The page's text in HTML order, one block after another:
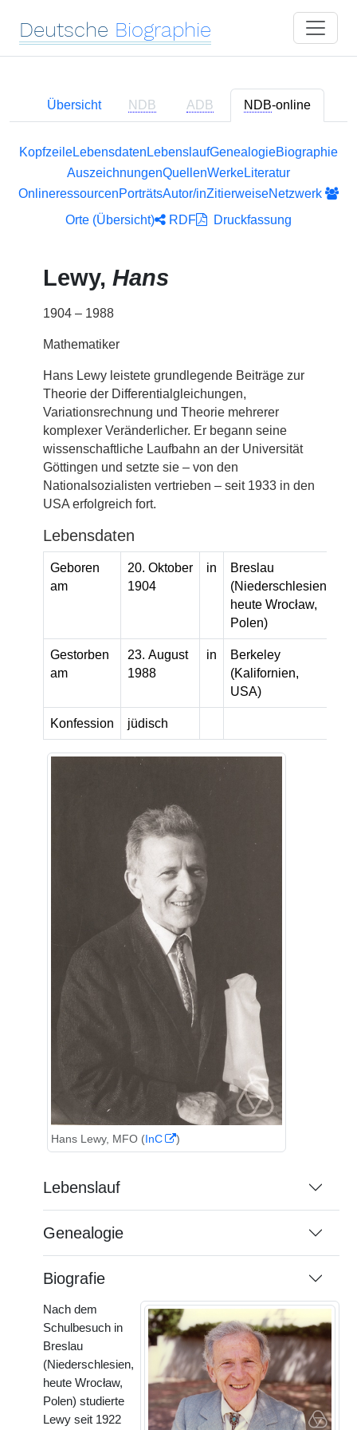
Deutsche Biographie
Übersicht NDB ADB NDB-online
KopfzeileLebensdaten LebenslaufGenealogieBiographie
AuszeichnungenQuellenWerkeLiteratur
OnlineressourcenPorträtsAutor/inZitierweiseNetzwerk
Orte (Übersicht)
RDF Druckfassung
Lewy, Hans
1904 – 1988
Mathematiker
Hans Lewy leistete grundlegende Beiträge zur
Theorie der Differentialgleichungen,
Variationsrechnung und Theorie mehrerer
komplexer Veränderlicher. Er begann seine
wissenschaftliche Laufbahn an der Universität
Göttingen und setzte sie – von den
Nationalsozialisten vertrieben – seit 1933 in den
USA erfolgreich fort.
Lebensdaten
Geboren
am
20. Oktober
1904
in
Breslau
(Niederschlesien,
heute Wrocław,
Polen)
Gestorben
am
23. August
1988
in
Berkeley
(Kalifornien,
USA)
Konfession jüdisch
Hans Lewy, MFO (InC )
Lebenslauf
Genealogie
Biografie
Nach dem
Schulbesuch in
Breslau
(Niederschlesien,
heute Wrocław,
Polen) studierte
Lewy seit 1922